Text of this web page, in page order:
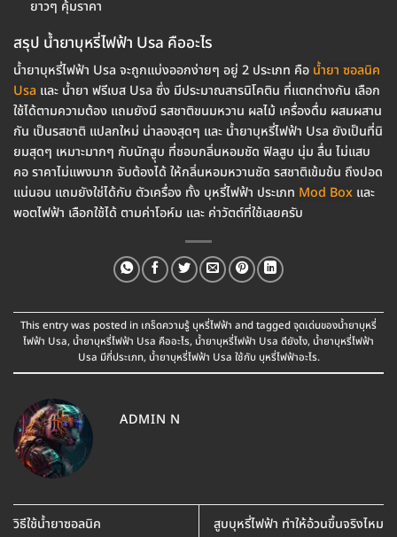
ยาวๆ คุ้มราคา
สรุป น้ำยาบุหรี่ไฟฟ้า Usa คืออะไร
น้ำยาบุหรี่ไฟฟ้า Usa จะถูกแบ่งออกง่ายๆ อยู่ 2 ประเภท คือ น้ำยา ซอลนิค
Usa และ น้ำยา ฟรีเบส Usa ซึ่ง มีประมาณสารนิโคติน ที่แตกต่างกัน เลือก
ใช้ได้ตามความต้อง แถมยังมี รสชาติขนมหวาน ผลไม้ เครื่องดื่ม ผสมผสาน
กัน เป็นรสชาติ แปลกใหม่ น่าลองสุดๆ และ น้ำยาบุหรี่ไฟฟ้า Usa ยังเป็นที่นิ
ยมสุดๆ เหมาะมากๆ กับนักสูุบ ที่ชอบกลิ่นหอมชัด ฟิลสูบ นุ่ม ลื่น ไม่แสบ
คอ ราคาไม่แพงมาก จับต้องได้ ให้กลิ่นหอมหวานชัด รสชาติเข้มข้น ถึงปอด
แน่นอน แถมยังใช่ได้กับ ตัวเครื่อง ทั้ง บุหรี่ไฟฟ้า ประเภท Mod Box และ
พอตไฟฟ้า เลือกใช้ได้ ตามค่าโอห์ม และ ค่าวัตต์ที่ใช้เลยครับ
This entry was posted in เกร็ดความรู้ บุหรี่ไฟฟ้า and taggedจุดเด่นของน้ำยาบุหรี่
ไฟฟ้า Usa, น้ำยาบุหรี่ไฟฟ้า Usa คืออะไร, น้ำยาบุหรี่ไฟฟ้า Usa ดียังไง, น้ำยาบุหรี่ไฟฟ้า
Usa มีกี่ประเภท, น้ำยาบุหรี่ไฟฟ้า Usa ใช้กับ บุหรี่ไฟฟ้าอะไร.
ADMIN N
วิธีใช้น้ำยาซอลนิค สูบบุหรี่ไฟฟ้า ทำให้อ้วนขึ้นจริงไหม